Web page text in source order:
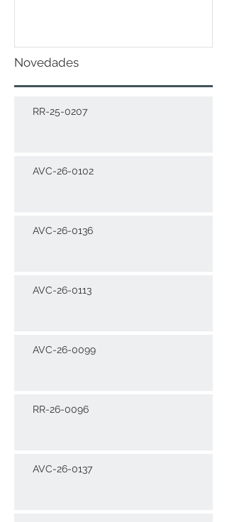
Novedades
RR-25-0207
AVC-26-0102
AVC-26-0136
AVC-26-0113
AVC-26-0099
RR-26-0096
AVC-26-0137